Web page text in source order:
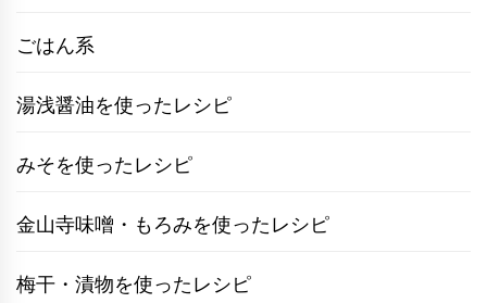
ごはん系
湯浅醤油を使ったレシピ
みそを使ったレシピ
金山寺味噌・もろみを使ったレシピ
梅干・漬物を使ったレシピ